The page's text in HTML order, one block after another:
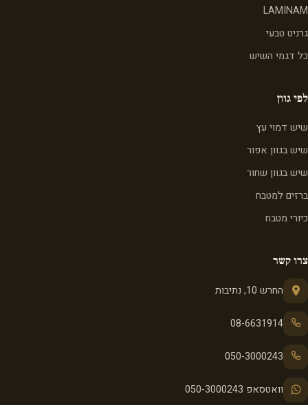
LAMINAM
גרניט טבעי
כל דגמי השיש
לפי גוון
שיש דמוי עץ
שיש בגוון אפור
שיש בגוון שחור
ברזים למטבח
כיורי מטבח
צרו קשר
החרש 10, נתיבות
08-6631914
050-3000243
וואטסאפ 050-3000243